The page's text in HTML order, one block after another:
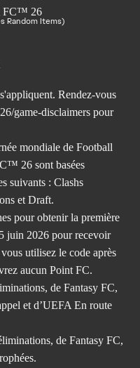
Random Items)
Rendez-vous
game-disclaimers pour
mondiale de Football
26 sont basées
suivants : Clashs
et Draft.
pour obtenir la première
juin 2026 pour recevoir
utilisez le code après
aucun Point FC.
de Fantasy FC,
et d’UEFA En route
de Fantasy FC,